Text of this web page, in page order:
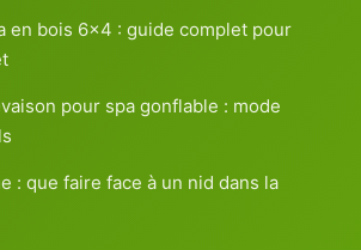
en bois 6×4 : guide complet pour
pour spa gonflable : mode
: que faire face à un nid dans la